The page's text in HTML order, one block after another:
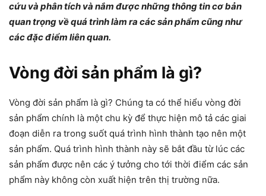
cứu và phân tích và nắm được những thông tin cơ bản
quan trọng về quá trình làm ra các sản phẩm cũng như
các đặc điểm liên quan.
Vòng đời sản phẩm là gì?
Vòng đời sản phẩm là gì? Chúng ta có thể hiểu vòng đời
sản phẩm chính là một chu kỳ để thực hiện mô tả các giai
đoạn diễn ra trong suốt quá trình hình thành tạo nên một
sản phẩm. Quá trình hình thành này sẽ bắt đầu từ lúc các
sản phẩm được nên các ý tưởng cho tới thời điểm các sản
phẩm này không còn xuất hiện trên thị trường nữa.